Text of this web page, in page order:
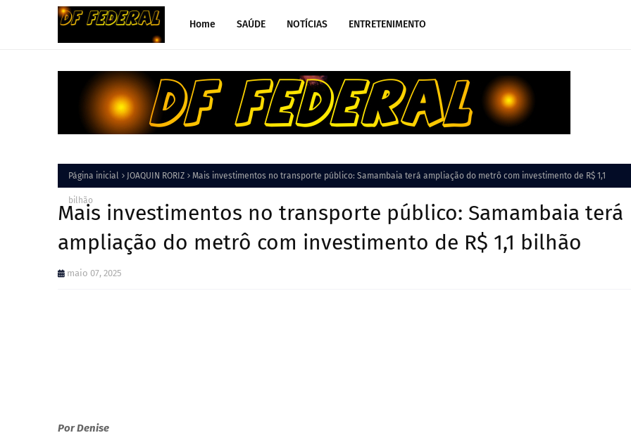
Home SAÚDE NOTÍCIAS ENTRETENIMENTO
Página inicial JOAQUIN RORIZ Mais investimentos no transporte público: Samambaia terá ampliação do metrô com investimento de R$ 1,1
bilhão
Mais investimentos no transporte público: Samambaia terá
ampliação do metrô com investimento de R$ 1,1 bilhão
maio 07, 2025
Por Denise